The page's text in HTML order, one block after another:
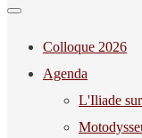
Colloque 2026
Agenda
L'Iliade